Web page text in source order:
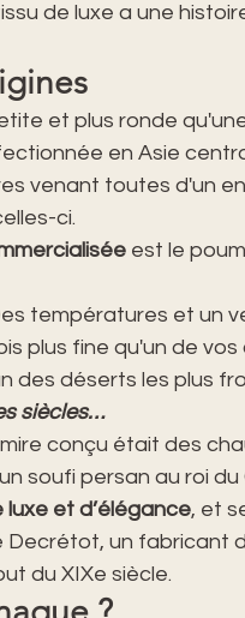
de luxe a une
et plus ronde
en Asie
venant toutes d'un
ci.
est le
températures et un
plus fine qu'un de
des déserts les plus
siècles…
conçu était des
soufi persan au roi du
et d’élégance, et
Decrétot, un fabricant
du XIXe siècle.